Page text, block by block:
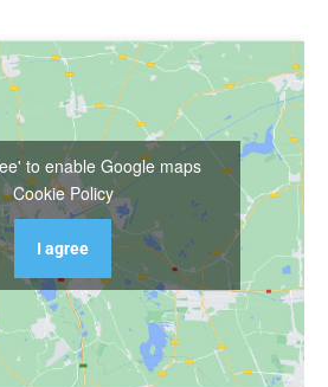
to enable Google maps
Cookie Policy
I agree